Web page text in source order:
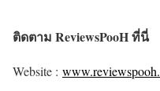
ติดตาม ReviewsPooH ที่นี่
Website :